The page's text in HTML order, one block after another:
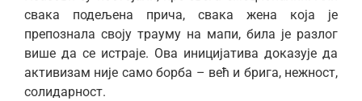
свака подељена прича, свака жена која је
препознала своју трауму на мапи, била је разлог
више да се истраје. Ова иницијатива доказује да
активизам није само борба – већ и брига, нежност,
солидарност.